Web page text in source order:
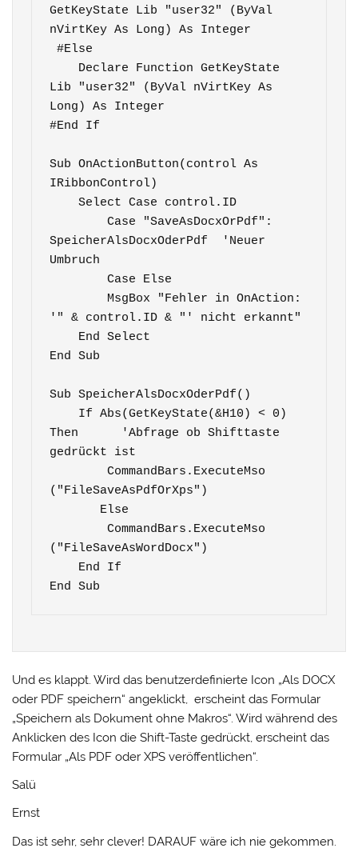
GetKeyState Lib "user32" (ByVal
nVirtKey As Long) As Integer
#Else
Lib "user32" (ByVal nVirtKey As
Long) As Integer
#End If
Sub OnActionButton(control As
IRibbonControl)
    Select Case control.ID
        Case "SaveAsDocxOrPdf":
SpeicherAlsDocxOderPdf  'Neuer
Umbruch
        Case Else
'" & control.ID & "' nicht erkannt"
End Sub
Sub SpeicherAlsDocxOderPdf()
Then      'Abfrage ob Shifttaste
gedrückt ist
        CommandBars.ExecuteMso
("FileSaveAsPdfOrXps")
        CommandBars.ExecuteMso
("FileSaveAsWordDocx")
End Sub
Und es klappt. Wird das benutzerdefinierte Icon „Als DOCX
oder PDF speichern“ angeklickt, erscheint das Formular
„Speichern als Dokument ohne Makros“. Wird während des
Anklicken des Icon die Shift-Taste gedrückt, erscheint das
Formular „Als PDF oder XPS veröffentlichen“.
Salü
Ernst
Das ist sehr, sehr clever! DARAUF wäre ich nie gekommen.